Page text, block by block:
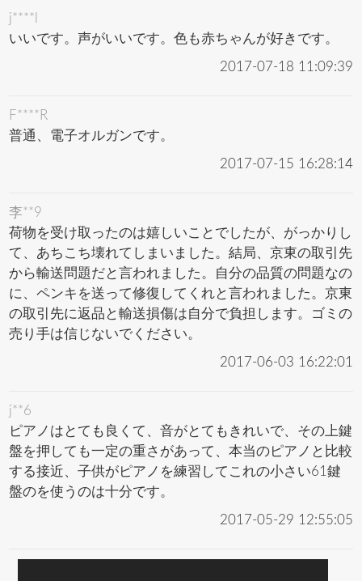
j****l
いいです。声がいいです。色も赤ちゃんが好きです。
2017-07-18 11:09:39
F****R
普通、電子オルガンです。
2017-07-15 16:28:14
李**9
荷物を受け取ったのは嬉しいことでしたが、がっかりし
て、あちこち壊れてしまいました。結局、京東の取引先
から輸送問題だと言われました。自分の品質の問題なの
に、ペンキを送って修復してくれと言われました。京東
の取引先に返品と輸送損傷は自分で負担します。ゴミの
売り手は信じないでください。
2017-06-03 16:22:01
j**6
ピアノはとても良くて、音がとてもきれいで、その上鍵
盤を押しても一定の重さがあって、本当のピアノと比較
する接近、子供がピアノを練習してこれの小さい61鍵
盤のを使うのは十分です。
2017-05-29 12:55:05